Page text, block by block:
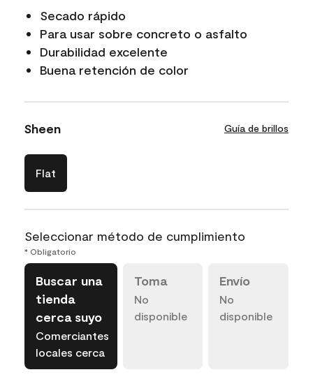
Secado rápido
Para usar sobre concreto o asfalto
Durabilidad excelente
Buena retención de color
Sheen Guía de brillos
Flat
Seleccionar método de cumplimiento
* Obligatorio
Buscar una
tienda
cerca suyo
Comerciantes
locales cerca
Toma
No
disponible
Envío
No
disponible